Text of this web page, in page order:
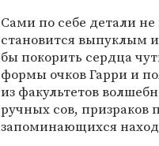
Сами по себе детали
становится выпуклым
бы покорить сердца
формы очков Гарри и
из факультетов
ручных сов, призраков
запоминающихся